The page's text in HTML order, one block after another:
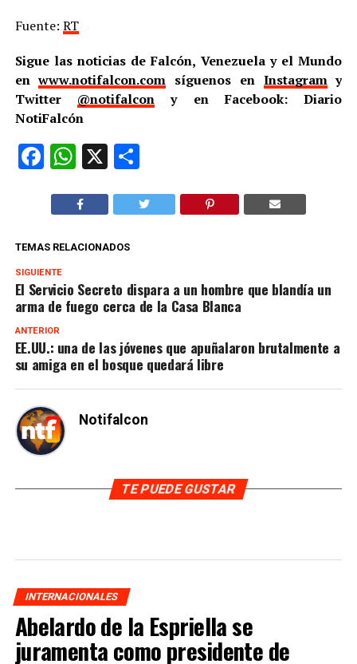
Fuente: RT
Sigue las noticias de Falcón, Venezuela y el Mundo
enwww.notifalcon.com síguenos en Instagramy
Twitter @notifalcon y en Facebook: Diario
NotiFalcón
Facebook
WhatsApp
X Compartir
TEMAS RELACIONADOS
SIGUIENTE
El Servicio Secreto dispara a un hombre que blandía un
arma de fuego cerca de la Casa Blanca
ANTERIOR
EE.UU.: una de las jóvenes que apuñalaron brutalmente a
su amiga en el bosque quedará libre
Notifalcon
TE PUEDE GUSTAR
INTERNACIONALES
Abelardo de la Espriella se
juramenta como presidente de